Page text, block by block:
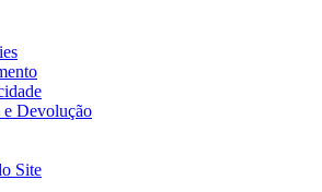
e Devolução
Site